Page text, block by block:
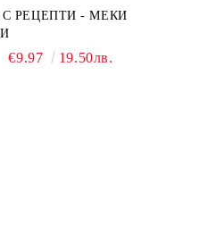
С РЕЦЕПТИ - МЕКИ
€9.97 19.50лв.